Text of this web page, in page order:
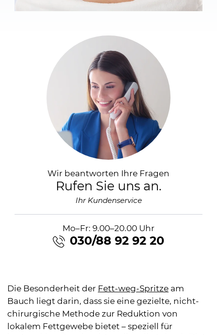
Wir beantworten Ihre Fragen
Rufen Sie uns an.
Ihr Kundenservice
Mo–Fr: 9.00–20.00 Uhr
030/88 92 92 20
Die Besonderheit der Fett-weg-Spritze am
Bauch liegt darin, dass sie eine gezielte, nicht-
chirurgische Methode zur Reduktion von
lokalem Fettgewebe bietet – speziell für